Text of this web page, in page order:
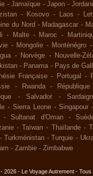
- Jamaïque - Japon -
- Kosovo - Laos -
du Nord - Madagascar -
- Malte - Maroc -
- Mongolie - Monténégro -
- Norvège - Nouvelle-
- Panama - Pays de
Française - Portugal -
- Rwanda -
- Salvador -
- Sierra Leone - Singapour -
- Sultanat d'Oman -
-Taïwan - Thaïlande -
- Turkménistan -Turquie -
- Zambie - Zimbabwe
2026 - Le Voyage Autrement -